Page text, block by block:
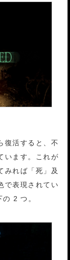
復活すると、不
います。これが
みれば「死」及
で表現されてい
2 つ。